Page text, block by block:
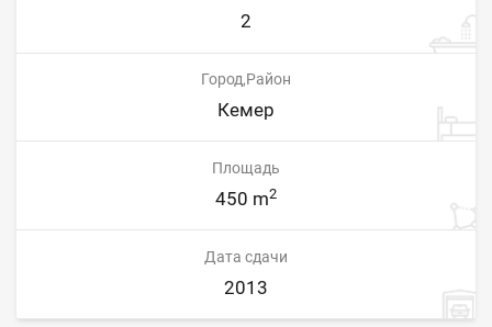
2
Город,Район
Кемер
Площадь
450 m2
Дата сдачи
2013